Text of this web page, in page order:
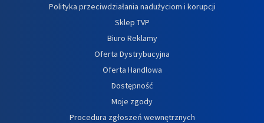
Polityka przeciwdziałania nadużyciom i korupcji
Sklep TVP
Biuro Reklamy
Oferta Dystrybucyjna
Oferta Handlowa
Dostępność
Moje zgody
Procedura zgłoszeń wewnętrznych